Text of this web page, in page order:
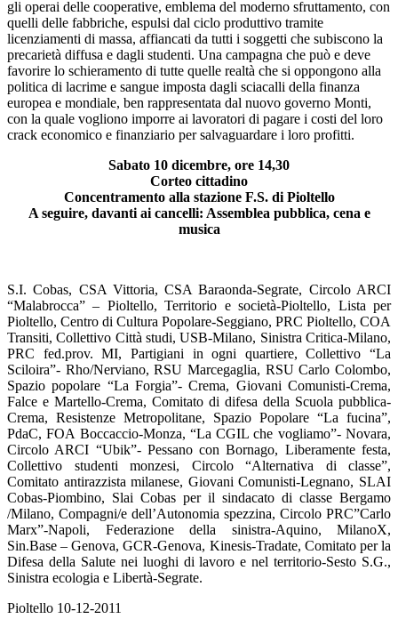
gli operai delle cooperative, emblema del moderno sfruttamento, con
quelli delle fabbriche, espulsi dal ciclo produttivo tramite
licenziamenti di massa, affiancati da tutti i soggetti che subiscono la
precarietà diffusa e dagli studenti. Una campagna che può e deve
favorire lo schieramento di tutte quelle realtà che si oppongono alla
politica di lacrime e sangue imposta dagli sciacalli della finanza
europea e mondiale, ben rappresentata dal nuovo governo Monti,
con la quale vogliono imporre ai lavoratori di pagare i costi del loro
crack economico e finanziario per salvaguardare i loro profitti.
Sabato 10 dicembre, ore 14,30
Corteo cittadino
Concentramento alla stazione F.S. di Pioltello
A seguire, davanti ai cancelli: Assemblea pubblica, cena e
musica
S.I. Cobas, CSA Vittoria, CSA Baraonda-Segrate, Circolo ARCI
“Malabrocca” – Pioltello, Territorio e società-Pioltello, Lista per
Pioltello, Centro di Cultura Popolare-Seggiano, PRC Pioltello, COA
Transiti, Collettivo Città studi, USB-Milano, Sinistra Critica-Milano,
PRC fed.prov. MI, Partigiani in ogni quartiere, Collettivo “La
Sciloira”- Rho/Nerviano, RSU Marcegaglia, RSU Carlo Colombo,
Spazio popolare “La Forgia”- Crema, Giovani Comunisti-Crema,
Falce e Martello-Crema, Comitato di difesa della Scuola pubblica-
Crema, Resistenze Metropolitane, Spazio Popolare “La fucina”,
PdaC, FOA Boccaccio-Monza, “La CGIL che vogliamo”- Novara,
Circolo ARCI “Ubik”- Pessano con Bornago, Liberamente festa,
Collettivo studenti monzesi, Circolo “Alternativa di classe”,
Comitato antirazzista milanese, Giovani Comunisti-Legnano, SLAI
Cobas-Piombino, Slai Cobas per il sindacato di classe Bergamo
/Milano, Compagni/e dell’Autonomia spezzina, Circolo PRC”Carlo
Marx”-Napoli, Federazione della sinistra-Aquino, MilanoX,
Sin.Base – Genova, GCR-Genova, Kinesis-Tradate, Comitato per la
Difesa della Salute nei luoghi di lavoro e nel territorio-Sesto S.G.,
Sinistra ecologia e Libertà-Segrate.
Pioltello 10-12-2011